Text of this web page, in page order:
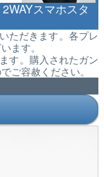
スマホスタ
ただきます。各プレ
ます。
す。購入されたガン
ご容赦ください。